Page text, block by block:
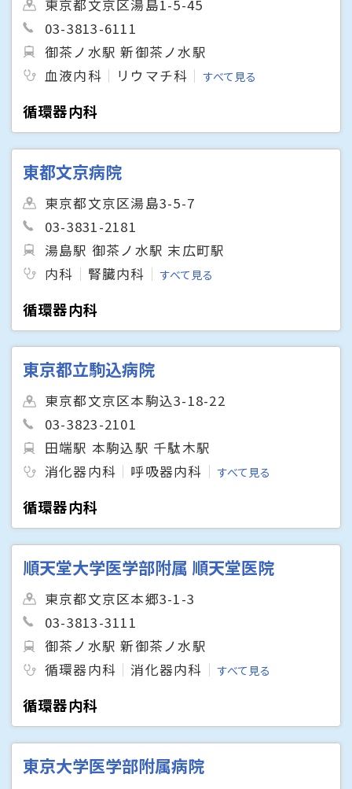
東京都文京区湯島1-5-45
03-3813-6111
御茶ノ水駅 新御茶ノ水駅
血液内科
リウマチ科 すべて見る
循環器内科
東都文京病院
東京都文京区湯島3-5-7
03-3831-2181
湯島駅 御茶ノ水駅 末広町駅
内科
腎臓内科 すべて見る
循環器内科
東京都立駒込病院
東京都文京区本駒込3-18-22
03-3823-2101
田端駅 本駒込駅 千駄木駅
消化器内科
呼吸器内科 すべて見る
循環器内科
順天堂大学医学部附属 順天堂医院
東京都文京区本郷3-1-3
03-3813-3111
御茶ノ水駅 新御茶ノ水駅
循環器内科
消化器内科 すべて見る
循環器内科
東京大学医学部附属病院